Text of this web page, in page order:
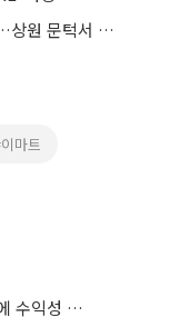
美 클래리티 법안 연내 통과 가능성 13%…상원 문턱서 제동
마트
진에어, 2분기 영업손실 731억…“고유가에 수익성 악화”